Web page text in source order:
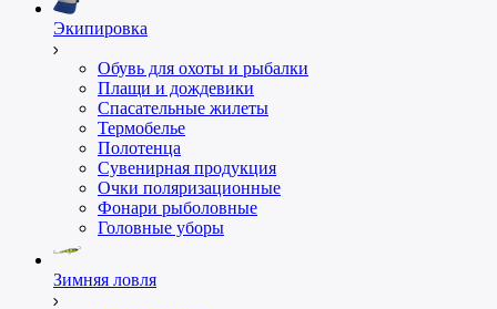
Экипировка
Обувь для охоты и рыбалки
Плащи и дождевики
Спасательные жилеты
Термобелье
Полотенца
Сувенирная продукция
Очки поляризационные
Фонари рыболовные
Головные уборы
Зимняя ловля